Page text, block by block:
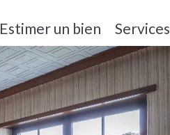
Estimer un bien Services